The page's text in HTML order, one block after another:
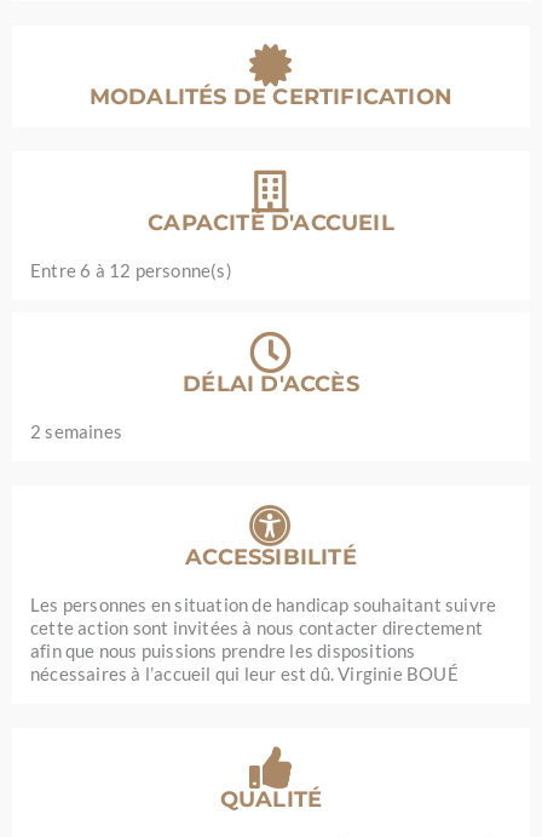
MODALITÉS DE CERTIFICATION
CAPACITÉ D'ACCUEIL
Entre 6 à 12 personne(s)
DÉLAI D'ACCÈS
2 semaines
ACCESSIBILITÉ
Les personnes en situation de handicap souhaitant suivre
cette action sont invitées à nous contacter directement
afin que nous puissions prendre les dispositions
nécessaires à l’accueil qui leur est dû. Virginie BOUÉ
QUALITÉ